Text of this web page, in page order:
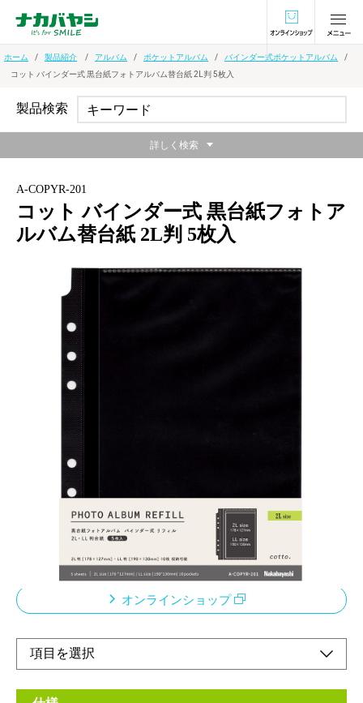
オンラインショ
ホーム 製品紹介 アルバム ポケットアルバム
バインダー式ポケットアルバム
コット バインダー式 黒台紙フォトアルバム替台紙 2L判 5枚入
A-COPYR-201
コット バインダー式 黒台紙フォトア
ルバム替台紙 2L判 5枚入
黒台紙フォトアルバム 替台紙
メーカー希望小売価格：
+ 税
コットシリーズ 黒台紙フォトアルバム バインダー式の替台紙で
リフィルを組み合わせれば、L判、KG判、2L判(LL判)の写真を1冊
にまとめられます。
台紙は透明度の高いフィルムを使用。写真が映える黒台紙です。
オンラインショップ
製品検索
詳しく検索